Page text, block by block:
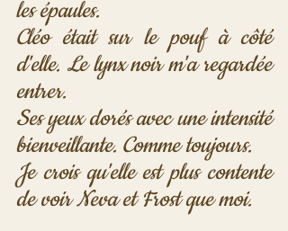
les épaules.
Cléo était sur le pouf à côté
d'elle. Le lynx noir m'a regardée
entrer.
Ses yeux dorés avec une intensité
bienveillante. Comme toujours.
Je crois qu'elle est plus contente
de voir Neva et Frost que moi.